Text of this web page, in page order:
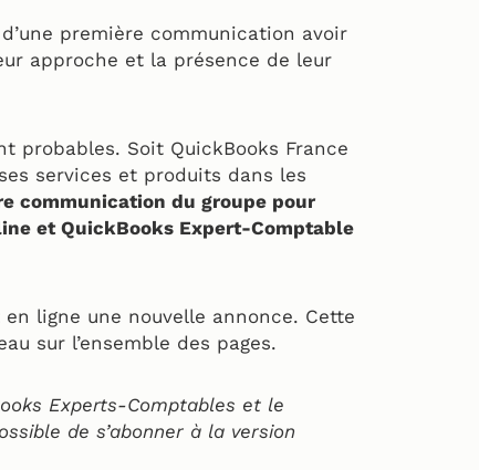
première communication avoir
approche et la présence de leur
probables. Soit QuickBooks France
services et produits dans les
communication du groupe pour
et QuickBooks Expert-Comptable
ligne une nouvelle annonce. Cette
sur l’ensemble des pages.
Experts-Comptables et le
de s’abonner à la version